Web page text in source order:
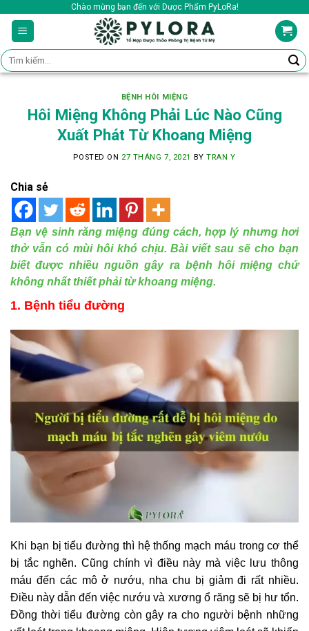
content
Chào mừng bạn đến với Dược Phẩm PyLoRa!
Tìm
kiếm:
BỆNH HÔI MIỆNG
Hôi Miệng Không Phải Lúc Nào Cũng
Xuất Phát Từ Khoang Miệng
POSTED ON 27 THÁNG 7, 2021 BYTRAN Y
Chia sẻ
Bạn vệ sinh răng miệng đúng cách, hợp lý nhưng hơi
thở vẫn có mùi hôi khó chịu. Bài viết sau sẽ cho bạn
biết được nhiều nguồn gây ra bệnh hôi miệng chứ
không nhất thiết phải từ khoang miệng.
1. Bệnh tiểu đường
Khi bạn bị tiểu đường thì hệ thống mạch máu trong cơ thể
bị tắc nghẽn. Cũng chính vì điều này mà việc lưu thông
máu đến các mô ở nướu, nha chu bị giảm đi rất nhiều.
Điều này dẫn đến việc nướu và xương ổ răng sẽ bị hư tổn.
Đồng thời tiểu đường còn gây ra cho người bệnh những